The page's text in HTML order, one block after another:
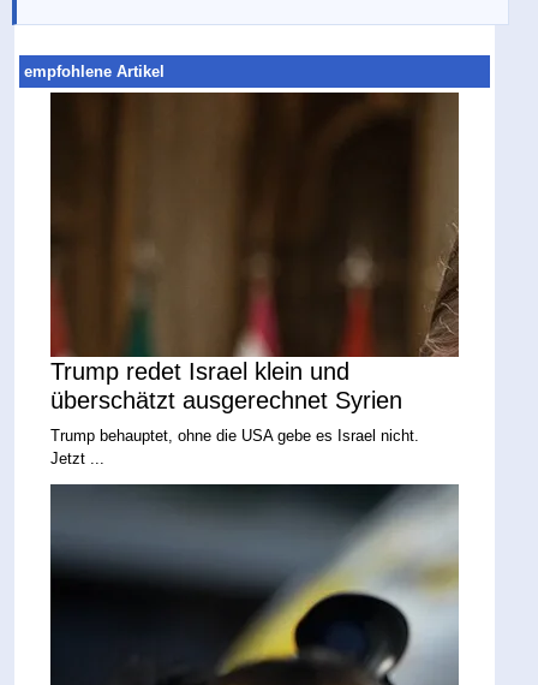
empfohlene Artikel
Trump redet Israel klein und
überschätzt ausgerechnet Syrien
Trump behauptet, ohne die USA gebe es Israel nicht.
Jetzt ...